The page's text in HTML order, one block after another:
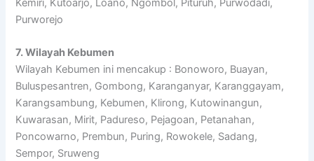
Kemiri, Kutoarjo, Loano, Ngombol, Pituruh, Purwodadi,
Purworejo
7. Wilayah Kebumen
Wilayah Kebumen ini mencakup : Bonoworo, Buayan,
Buluspesantren, Gombong, Karanganyar, Karanggayam,
Karangsambung, Kebumen, Klirong, Kutowinangun,
Kuwarasan, Mirit, Padureso, Pejagoan, Petanahan,
Poncowarno, Prembun, Puring, Rowokele, Sadang,
Sempor, Sruweng